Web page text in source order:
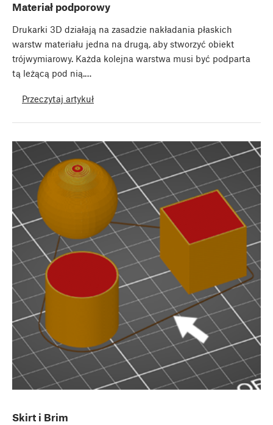
Materiał podporowy
Drukarki 3D działają na zasadzie nakładania płaskich
warstw materiału jedna na drugą, aby stworzyć obiekt
trójwymiarowy. Każda kolejna warstwa musi być podparta
tą leżącą pod nią.…
Przeczytaj artykuł
Skirt i Brim